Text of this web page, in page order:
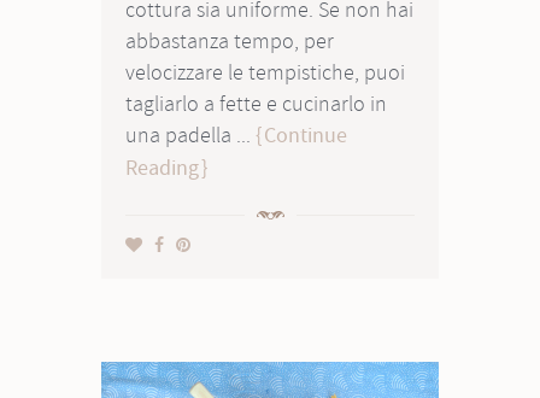
cottura sia uniforme. Se non hai
abbastanza tempo, per
velocizzare le tempistiche, puoi
tagliarlo a fette e cucinarlo in
una padella ... Continue
Reading